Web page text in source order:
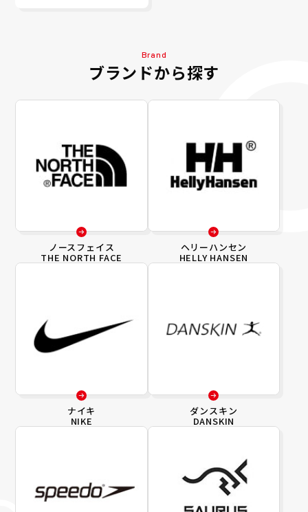
Brand
ブランドから探す
ノースフェイス
THE NORTH FACE
ヘリーハンセン
HELLY HANSEN
ナイキ
NIKE
ダンスキン
DANSKIN